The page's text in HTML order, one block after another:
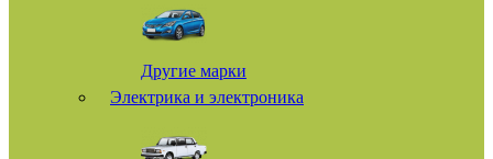
Другие марки
Электрика и электроника